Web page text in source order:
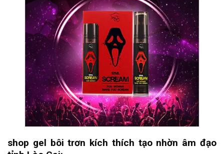
shop gel bôi trơn kích thích tạo nhờn âm đạo